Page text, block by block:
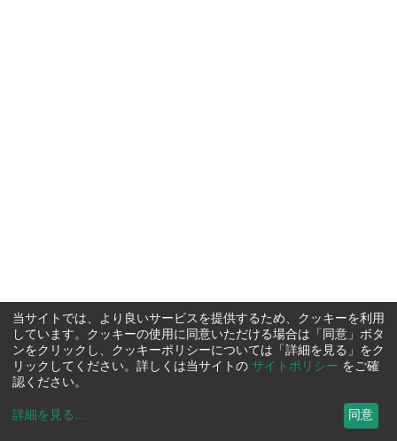
当サイトでは、より良いサービスを提供するため、クッキーを利用
しています。クッキーの使用に同意いただける場合は「同意」ボタ
ンをクリックし、クッキーポリシーについては「詳細を見る」をク
リックしてください。詳しくは当サイトの サイトポリシー をご確
認ください。
詳細を見る ... 同意